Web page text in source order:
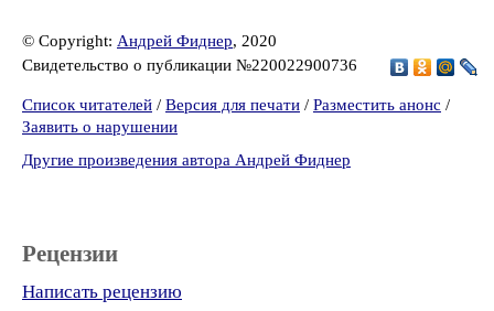
© Copyright: Андрей Фиднер, 2020
Свидетельство о публикации №220022900736
Список читателей / Версия для печати / Разместить анонс /
Заявить о нарушении
Другие произведения автора Андрей Фиднер
Рецензии
Написать рецензию